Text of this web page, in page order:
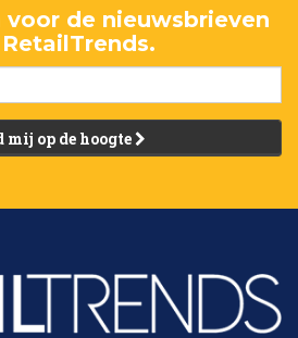
voor de nieuwsbrieven
mij op de hoogte